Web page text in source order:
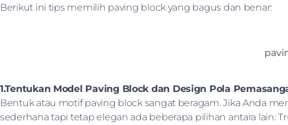
Berikut ini tips memilih paving block yang bagus dan benar:
1.Tentukan Model Paving Block dan Design Pola
Bentuk atau motif paving block sangat beragam. Jika Anda
sederhana tapi tetap elegan ada beberapa pilihan antara lain: